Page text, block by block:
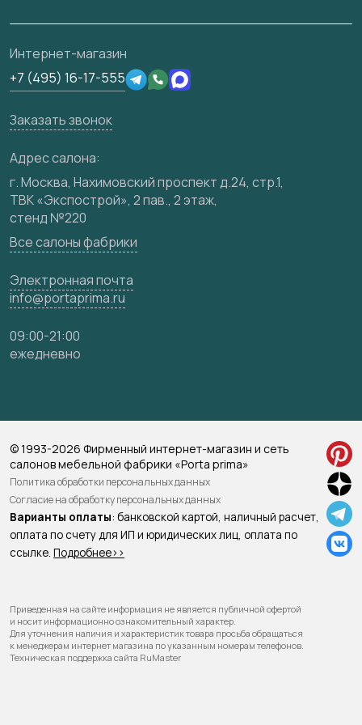
Техническая информация
Юридическая информация
Подготовка проемов
Сертификаты
Производство
Медиацентр
Видео
Карта сайта
Интернет-магазин
+7 (495) 16-17-555
Заказать звонок
Адрес салона:
г. Москва, Нахимовский проспект д.24, стр.1,
ТВК «Экспострой», 2 пав., 2 этаж,
стенд №220
Все салоны фабрики
Электронная почта
info@portaprima.ru
09:00-21:00
ежедневно
© 1993-2026 Фирменный интернет-магазин и сеть
салонов мебельной фабрики «Porta prima»
Политика обработки персональных данных
Согласие на обработку персональных данных
Варианты оплаты: банковской картой, наличный расчет,
оплата по счету для ИП и юридических лиц, оплата по
ссылке. Подробнее>>
Приведенная на сайте информация не является публичной офертой
и носит информационно ознакомительный характер.
Для уточнения наличия и характеристик товара просьба обращаться
к менеджерам интернет магазина по указанным номерам телефонов.
Техническая поддержка сайта RuMaster